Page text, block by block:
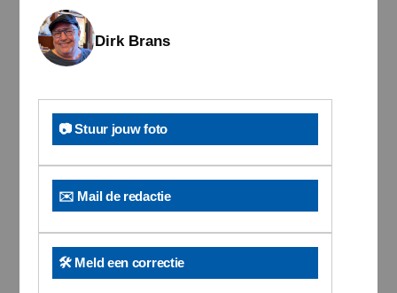
Dirk Brans
📷 Stuur jouw foto
✉️ Mail de redactie
🛠️ Meld een correctie